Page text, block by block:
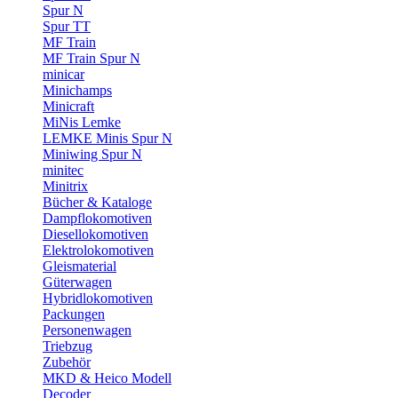
Spur N
Spur TT
MF Train
MF Train Spur N
minicar
Minichamps
Minicraft
MiNis Lemke
LEMKE Minis Spur N
Miniwing Spur N
minitec
Minitrix
Bücher & Kataloge
Dampflokomotiven
Diesellokomotiven
Elektrolokomotiven
Gleismaterial
Güterwagen
Hybridlokomotiven
Packungen
Personenwagen
Triebzug
Zubehör
MKD & Heico Modell
Decoder